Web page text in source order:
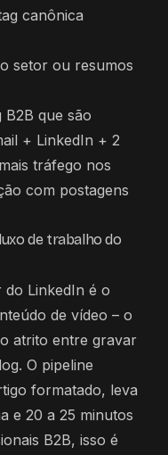
canônica
setor ou resumos
B2B que são
+ LinkedIn + 2
tráfego nos
com postagens
de trabalho do
LinkedIn é o
de vídeo – o
atrito entre gravar
O pipeline
formatado, leva
e 20 a 25 minutos
B2B, isso é